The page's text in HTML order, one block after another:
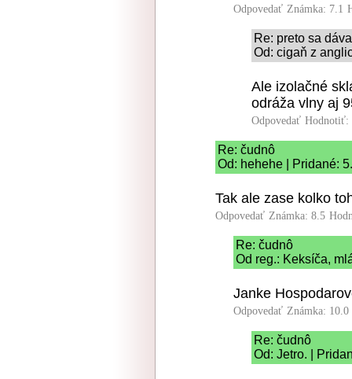
Odpovedať Známka: 7.1
Re: preto sa
Od: cigaň z
Ale izolačné
odráža vlny aj
Odpovedať Hodnotiť:
Re: čudnô
Od: hehehe | Pridané:
Tak ale zase kolko
Odpovedať Známka: 8.5
Re: čudnô
Od reg.: Keksíča,
Janke
Odpovedať Známka: 10.0
Re: čudnô
Od: Jetro. |